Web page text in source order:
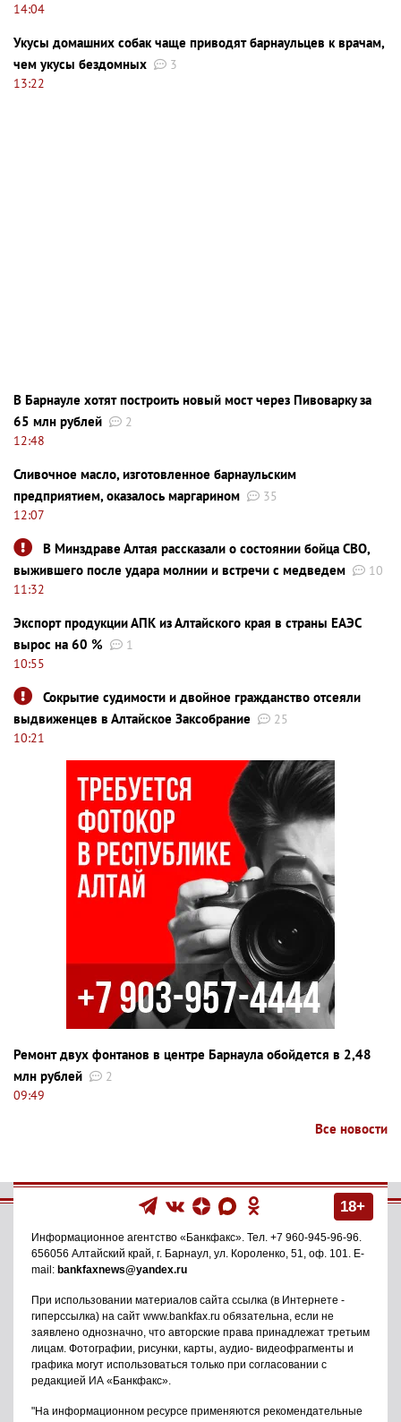
14:04
Укусы домашних собак чаще приводят барнаульцев к врачам,
чем укусы бездомных
3
13:22
В Барнауле хотят построить новый мост через Пивоварку за
65 млн рублей
2
12:48
Сливочное масло, изготовленное барнаульским
предприятием, оказалось маргарином
35
12:07
В Минздраве Алтая рассказали о состоянии бойца СВО,
выжившего после удара молнии и встречи с медведем
10
11:32
Экспорт продукции АПК из Алтайского края в страны ЕАЭС
вырос на 60 %
1
10:55
Сокрытие судимости и двойное гражданство отсеяли
выдвиженцев в Алтайское Заксобрание
25
10:21
Ремонт двух фонтанов в центре Барнаула обойдется в 2,48
млн рублей
2
09:49
Все новости
18+
Информационное агентство «Банкфакс». Тел. +7 960-945-96-96.
656056 Алтайский край, г. Барнаул, ул. Короленко, 51, оф. 101. E-
mail: bankfaxnews@yandex.ru
При использовании материалов сайта ссылка (в Интернете -
гиперссылка) на сайт www.bankfax.ru обязательна, если не
заявлено однозначно, что авторские права принадлежат третьим
лицам. Фотографии, рисунки, карты, аудио- видеофрагменты и
графика могут использоваться только при согласовании с
редакцией ИА «Банкфакс».
"На информационном ресурсе применяются рекомендательные